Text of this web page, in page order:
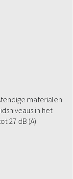
materialen
in het
27 dB (A)